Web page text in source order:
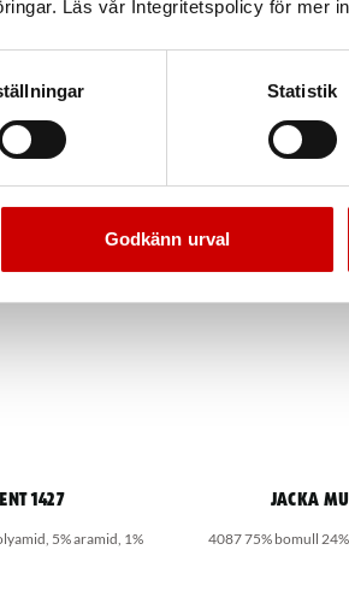
Läs vår Integritetspolicy för mer
Statistik
Godkänn urval
1427
5% aramid, 1%
Jacka
4087 75% bomull